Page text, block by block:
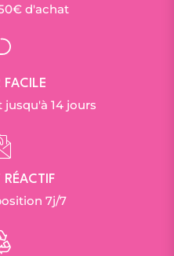
d'achat
FACILE
14 jours
RÉACTIF
7j/7